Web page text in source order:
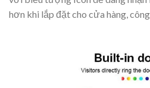
hơn khi lắp đặt cho cửa hàng,